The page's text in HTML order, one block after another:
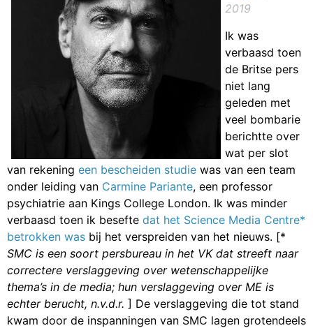
2019
Ik was
verbaasd toen
de Britse pers
niet lang
geleden met
veel bombarie
berichtte over
wat per slot
van rekening een bescheiden studie was van een team
onder leiding van Carmine Pariante, een professor
psychiatrie aan Kings College London. Ik was minder
verbaasd toen ik besefte dat het Science Media Centre*
betrokken was bij het verspreiden van het nieuws. [*
SMC is een soort persbureau in het VK dat streeft naar
correctere verslaggeving over wetenschappelijke
thema’s in de media; hun verslaggeving over ME is
echter berucht, n.v.d.r. ] De verslaggeving die tot stand
kwam door de inspanningen van SMC lagen grotendeels